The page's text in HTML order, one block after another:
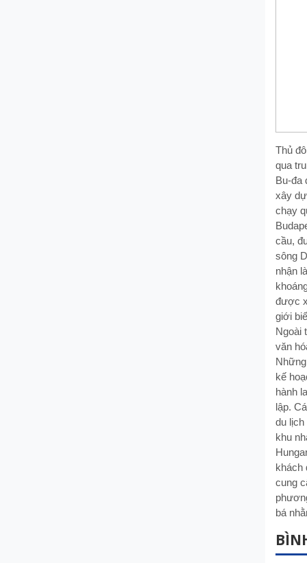
Thủ
qua
Bu-đa
xây
chạy
cầu,
sông
nhận
được
giới
Ngoài
văn
kế
hành
lập.
du
khu
khách
cung
bá